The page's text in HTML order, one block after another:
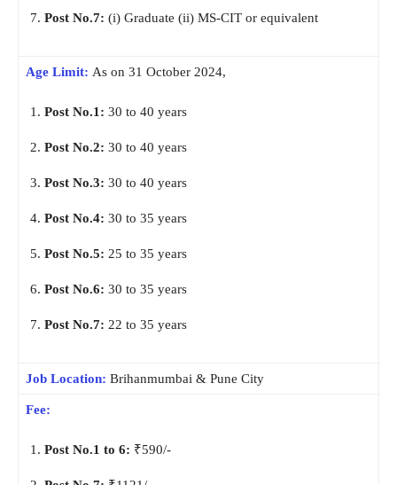
Post No.7: (i) Graduate (ii) MS-CIT or equivalent
Age Limit: As on 31 October 2024,
Post No.1: 30 to 40 years
Post No.2: 30 to 40 years
Post No.3: 30 to 40 years
Post No.4: 30 to 35 years
Post No.5: 25 to 35 years
Post No.6: 30 to 35 years
Post No.7: 22 to 35 years
Job Location: Brihanmumbai & Pune City
Fee:
Post No.1 to 6: ₹590/-